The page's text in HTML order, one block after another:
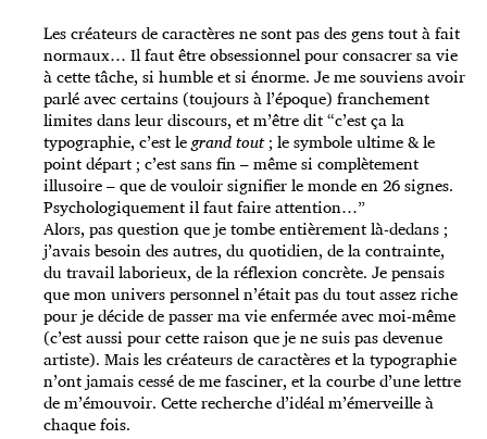
Les créateurs de caractères ne sont pas des gens tout à fait
normaux… Il faut être obsessionnel pour consacrer sa vie
à cette tâche, si humble et si énorme. Je me souviens avoir
parlé avec certains (toujours à l’époque) franchement
limites dans leur discours, et m’être dit “c’est ça la
typographie, c’est legrand tout; le symbole ultime & le
point départ ; c’est sans fin – même si complètement
illusoire – que de vouloir signifier le monde en 26 signes.
Psychologiquement il faut faire attention…”
Alors, pas question que je tombe entièrement là-dedans ;
j’avais besoin des autres, du quotidien, de la contrainte,
du travail laborieux, de la réflexion concrète. Je pensais
que mon univers personnel n’était pas du tout assez riche
pour je décide de passer ma vie enfermée avec moi-même
(c’est aussi pour cette raison que je ne suis pas devenue
artiste). Mais les créateurs de caractères et la typographie
n’ont jamais cessé de me fasciner, et la courbe d’une lettre
de m’émouvoir. Cette recherche d’idéal m’émerveille à
chaque fois.